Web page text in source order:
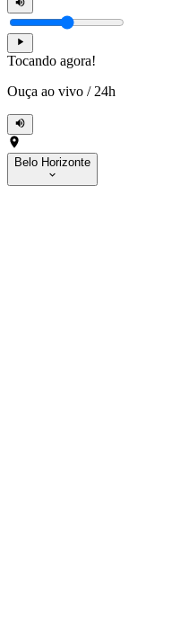
Tocando agora!
Ouça ao vivo / 24h
Belo Horizonte